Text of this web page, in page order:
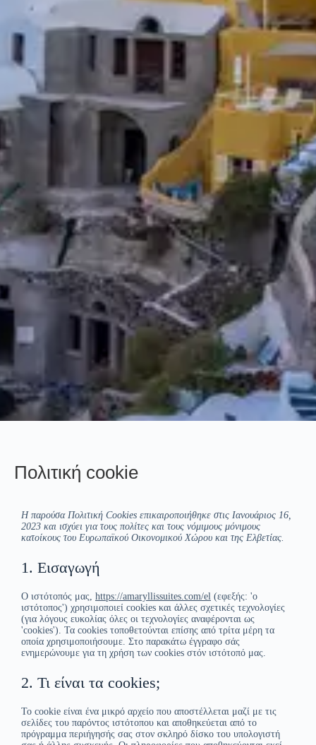
Πολιτική cookie
Η παρούσα Πολιτική Cookies επικαιροποιήθηκε στις Ιανουάριος 16,
2023 και ισχύει για τους πολίτες και τους νόμιμους μόνιμους
κατοίκους του Ευρωπαϊκού Οικονομικού Χώρου και της Ελβετίας.
1. Εισαγωγή
Ο ιστότοπός μας, https://amaryllissuites.com/el (εφεξής: 'ο
ιστότοπος') χρησιμοποιεί cookies και άλλες σχετικές τεχνολογίες
(για λόγους ευκολίας όλες οι τεχνολογίες αναφέρονται ως
'cookies'). Τα cookies τοποθετούνται επίσης από τρίτα μέρη τα
οποία χρησιμοποιήσουμε. Στο παρακάτω έγγραφο σάς
ενημερώνουμε για τη χρήση των cookies στόν ιστότοπό μας.
2. Τι είναι τα cookies;
Το cookie είναι ένα μικρό αρχείο που αποστέλλεται μαζί με τις
σελίδες του παρόντος ιστότοπου και αποθηκεύεται από το
πρόγραμμα περιήγησής σας στον σκληρό δίσκο του υπολογιστή